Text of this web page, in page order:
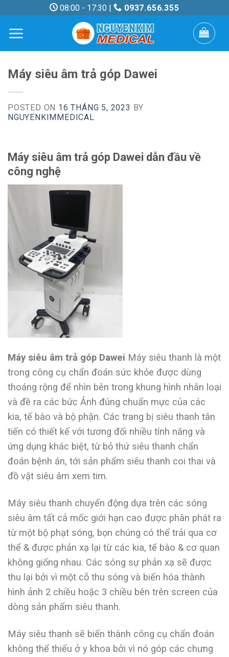
content
08:00 - 17:30 | 0937.656.355
Máy siêu âm trả góp Dawei
POSTED ON 16 THÁNG 5, 2023 BY
NGUYENKIMMEDICAL
Máy siêu âm trả góp Dawei dẫn đầu về
công nghệ
Máy siêu âm trả góp Dawei Máy siêu thanh là một
trong công cụ chẩn đoán sức khỏe được dùng
thoáng rộng để nhìn bên trong khung hình nhân loại
và đề ra các bức Ảnh đúng chuẩn mực của các
kia, tế bào và bộ phận. Các trang bị siêu thanh tân
tiến có thiết kế với tương đối nhiều tính năng và
ứng dụng khác biệt, từ bỏ thứ siêu thanh chẩn
đoán bệnh án, tới sản phẩm siêu thanh coi thai và
đồ vật siêu âm xem tim.
Máy siêu thanh chuyển động dựa trên các sóng
siêu âm tất cả mốc giới hạn cao được phân phát ra
từ một bộ phạt sóng, bọn chúng có thể trải qua cơ
thể & được phản xạ lại từ các kia, tế bào & cơ quan
không giống nhau. Các sóng sự phản xạ sẽ được
thu lại bởi vì một cỗ thu sóng và biến hóa thành
hình ảnh 2 chiều hoặc 3 chiều bên trên screen của
dòng sản phẩm siêu thanh.
Máy siêu thanh sẽ biến thành công cụ chẩn đoán
không thể thiếu ở y khoa bởi vì nó góp các chưng